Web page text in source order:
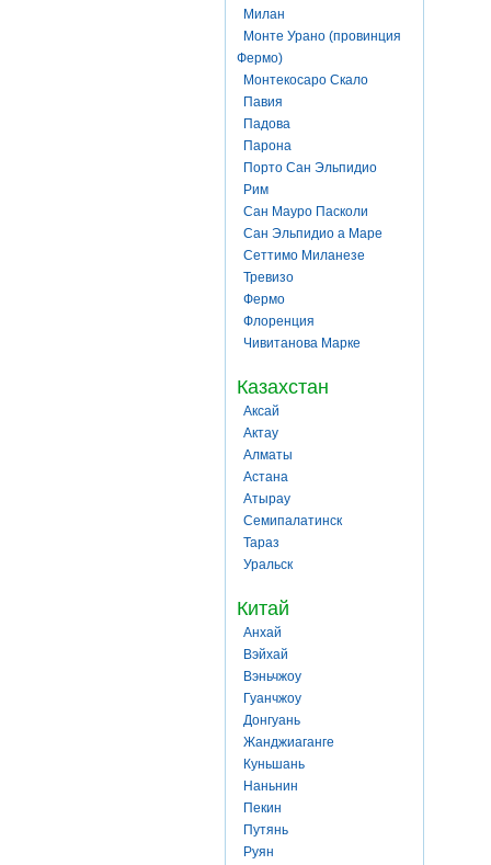
Милан
Монте Урано (провинция
Фермо)
Монтекосаро Скало
Павия
Падова
Парона
Порто Сан Эльпидио
Рим
Сан Мауро Пасколи
Сан Эльпидио а Маре
Сеттимо Миланезе
Тревизо
Фермо
Флоренция
Чивитанова Марке
Казахстан
Аксай
Актау
Алматы
Астана
Атырау
Семипалатинск
Тараз
Уральск
Китай
Анхай
Вэйхай
Вэньчжоу
Гуанчжоу
Донгуань
Жанджиаганге
Куньшань
Наньнин
Пекин
Путянь
Руян